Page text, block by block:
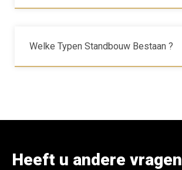
Welke Typen Standbouw Bestaan ?
Heeft u andere